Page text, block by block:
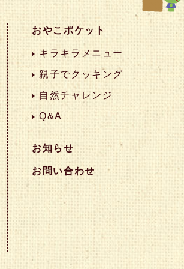
おやこポケット
キラキラメニュー
親子でクッキング
自然チャレンジ
Q&A
お知らせ
お問い合わせ